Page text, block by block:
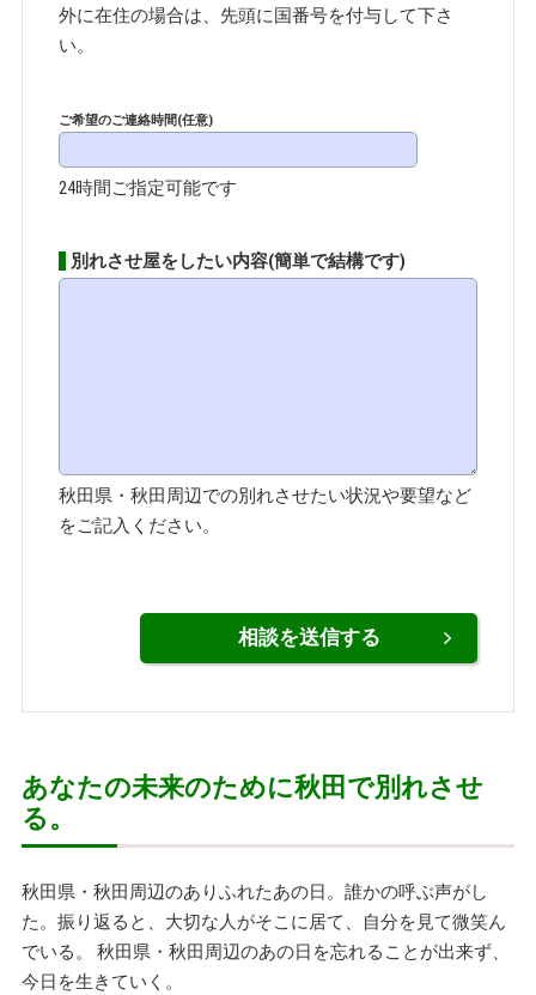
外に在住の場合は、先頭に国番号を付与して下さ
い。
ご希望のご連絡時間(任意)
24時間ご指定可能です
別れさせ屋をしたい内容(簡単で結構です)
秋田県・秋田周辺での別れさせたい状況や要望など
をご記入ください。
あなたの未来のために秋田で別れさせ
る。
秋田県・秋田周辺のありふれたあの日。誰かの呼ぶ声がし
た。振り返ると、大切な人がそこに居て、自分を見て微笑ん
でいる。 秋田県・秋田周辺のあの日を忘れることが出来ず、
今日を生きていく。